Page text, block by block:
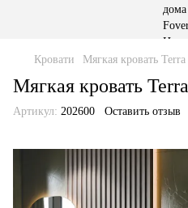
Кровати Мягкая кровать Terra
Мягкая кровать Terra
Артикул: 202600 Оставить отзыв